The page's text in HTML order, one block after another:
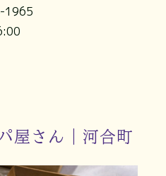
1965
屋さん｜河合町